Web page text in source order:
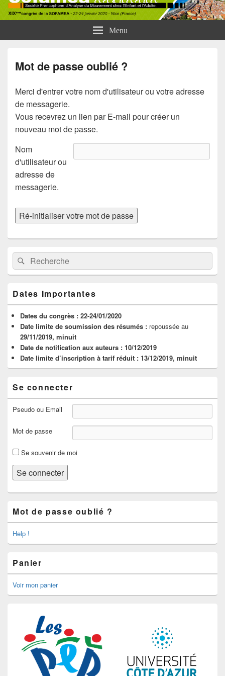
SOFAMEA | Nice 2020
Menu
Mot de passe oublié ?
Merci d'entrer votre nom d'utilisateur ou votre adresse
de messagerie.
Vous recevrez un lien par E-mail pour créer un
nouveau mot de passe.
Nom
d'utilisateur ou
adresse de
messagerie.
Zone
principale
de
widget
barre
latérale
Recherche :
Rechercher
Dates Importantes
Dates du congrès : 22-24/01/2020
Date limite de soumission des résumés : repoussée au
29/11/2019, minuit
Date de notification aux auteurs : 10/12/2019
Date limite d’inscription à tarif réduit : 13/12/2019, minuit
Se connecter
Pseudo ou Email
Mot de passe
Se souvenir de moi
Mot de passe oublié ?
Help !
Panier
Voir mon panier